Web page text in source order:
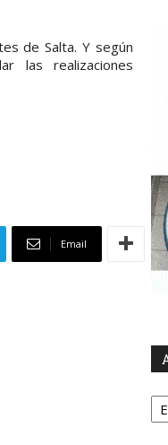
de Salta. Y según
las realizaciones
Email